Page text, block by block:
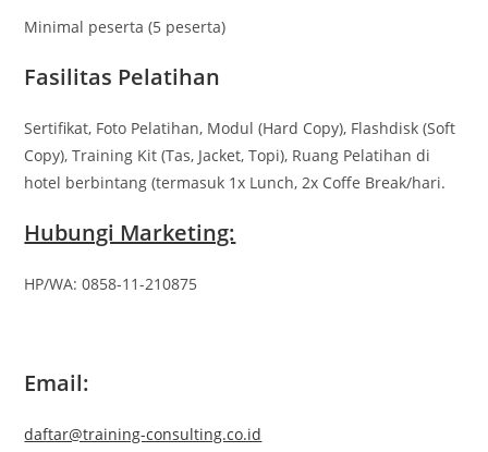
Minimal peserta (5 peserta)
Fasilitas Pelatihan
Sertifikat, Foto Pelatihan, Modul (Hard Copy), Flashdisk (Soft
Copy), Training Kit (Tas, Jacket, Topi), Ruang Pelatihan di
hotel berbintang (termasuk 1x Lunch, 2x Coffe Break/hari.
Hubungi Marketing:
HP/WA: 0858-11-210875
Email:
daftar@training-consulting.co.id